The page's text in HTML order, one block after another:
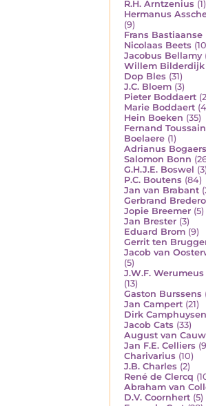
R.H. Arntzenius (1)
Hermanus
(9)
Frans Bastiaanse
Nicolaas Beets
Jacobus Bellamy
Willem Bilderdijk
Dop Bles (31)
J.C. Bloem (3)
Pieter Boddaert
Marie Boddaert
Hein Boeken (35)
Fernand
Boelaere (1)
Adrianus Bogaers
Salomon Bonn
G.H.J.E. Boswel (3)
P.C. Boutens (84)
Jan van Brabant
Gerbrand Bredero
Jopie Breemer (5)
Jan Brester (3)
Eduard Brom (9)
Gerrit ten
Jacob van
(5)
J.W.F.
(13)
Gaston Burssens
Jan Campert (21)
Dirk Camphuysen
Jacob Cats (33)
August van
Jan F.E. Celliers
Charivarius (10)
J.B. Charles (2)
René de Clercq
Abraham van
D.V. Coornhert (5)